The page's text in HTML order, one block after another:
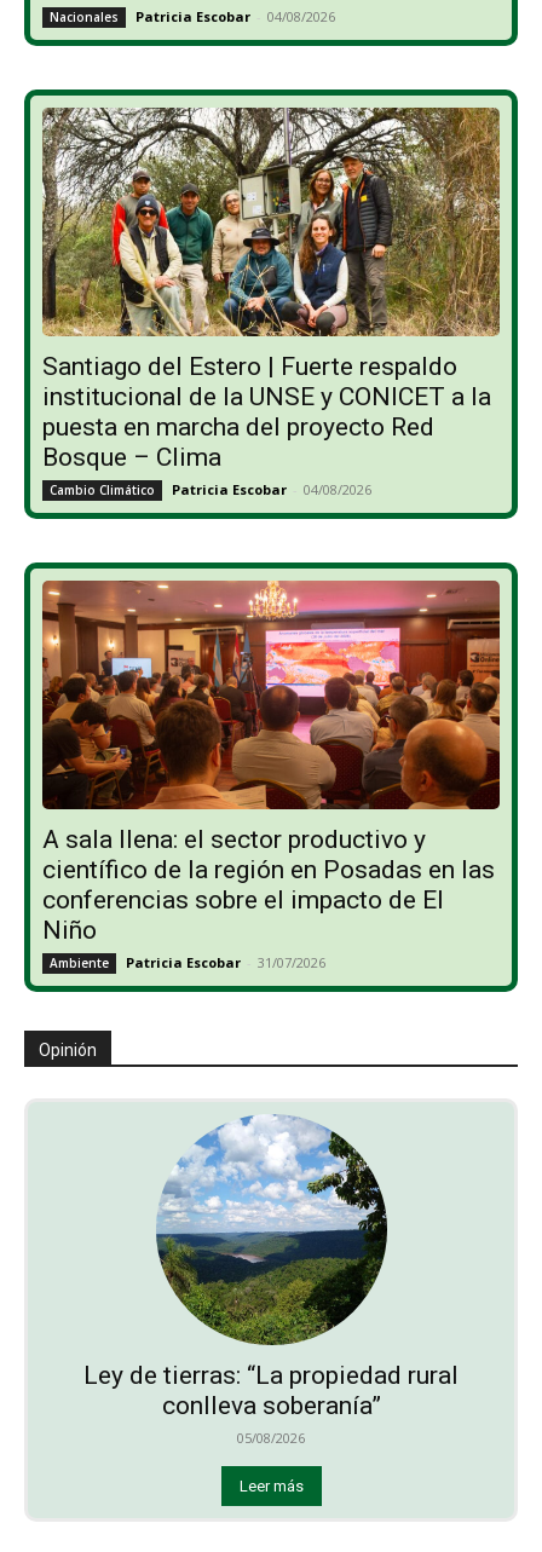
Nacionales Patricia Escobar - 04/08/2026
Santiago del Estero | Fuerte respaldo
institucional de la UNSE y CONICET a la
puesta en marcha del proyecto Red
Bosque – Clima
Cambio Climático Patricia Escobar - 04/08/2026
A sala llena: el sector productivo y
científico de la región en Posadas en las
conferencias sobre el impacto de El
Niño
Ambiente Patricia Escobar - 31/07/2026
Opinión
Ley de tierras: “La propiedad rural
conlleva soberanía”
05/08/2026
Leer más